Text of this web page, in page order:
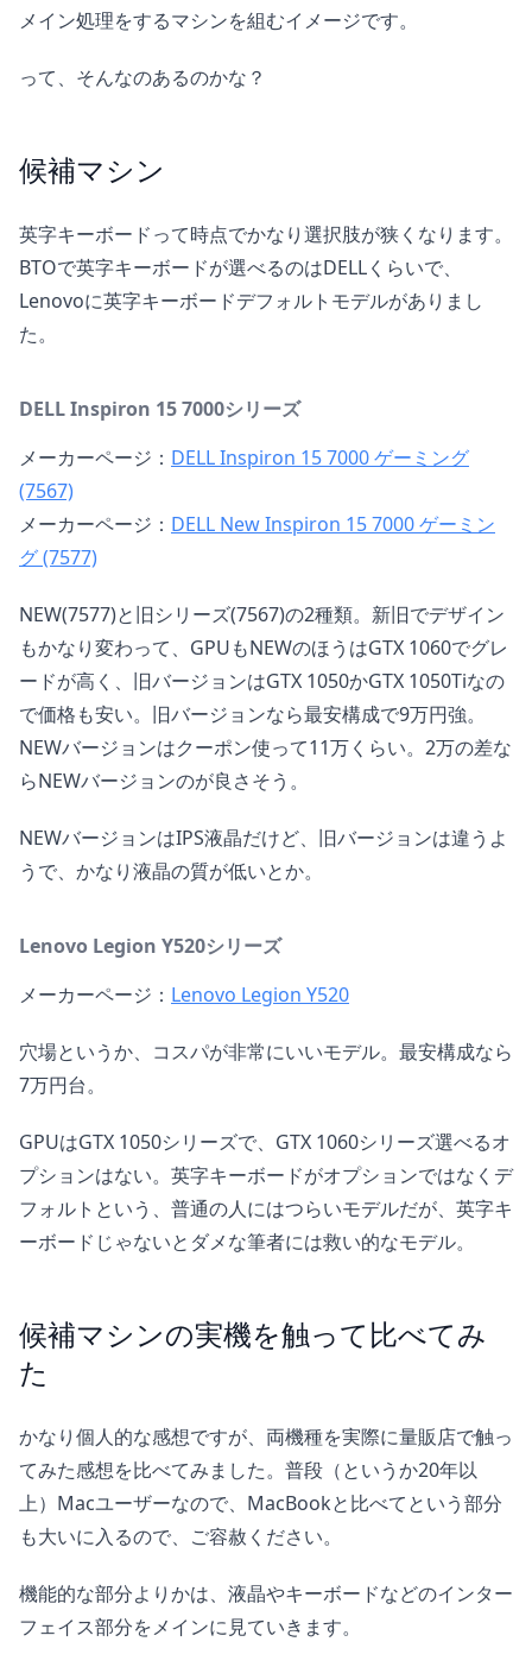
メイン処理をするマシンを組むイメージです。
って、そんなのあるのかな？
候補マシン
英字キーボードって時点でかなり選択肢が狭くなります。
BTOで英字キーボードが選べるのはDELLくらいで、
Lenovoに英字キーボードデフォルトモデルがありまし
た。
DELL Inspiron 15 7000シリーズ
メーカーページ： DELL Inspiron 15 7000 ゲーミング
(7567)
メーカーページ： DELL New Inspiron 15 7000 ゲーミン
グ (7577)
NEW(7577)と旧シリーズ(7567)の2種類。新旧でデザイン
もかなり変わって、GPUもNEWのほうはGTX 1060でグレ
ードが高く、旧バージョンはGTX 1050かGTX 1050Tiなの
で価格も安い。旧バージョンなら最安構成で9万円強。
NEWバージョンはクーポン使って11万くらい。2万の差な
らNEWバージョンのが良さそう。
NEWバージョンはIPS液晶だけど、旧バージョンは違うよ
うで、かなり液晶の質が低いとか。
Lenovo Legion Y520シリーズ
メーカーページ： Lenovo Legion Y520
穴場というか、コスパが非常にいいモデル。最安構成なら
7万円台。
GPUはGTX 1050シリーズで、GTX 1060シリーズ選べるオ
プションはない。英字キーボードがオプションではなくデ
フォルトという、普通の人にはつらいモデルだが、英字キ
ーボードじゃないとダメな筆者には救い的なモデル。
候補マシンの実機を触って比べてみ
た
かなり個人的な感想ですが、両機種を実際に量販店で触っ
てみた感想を比べてみました。普段（というか20年以
上）Macユーザーなので、MacBookと比べてという部分
も大いに入るので、ご容赦ください。
機能的な部分よりかは、液晶やキーボードなどのインター
フェイス部分をメインに見ていきます。